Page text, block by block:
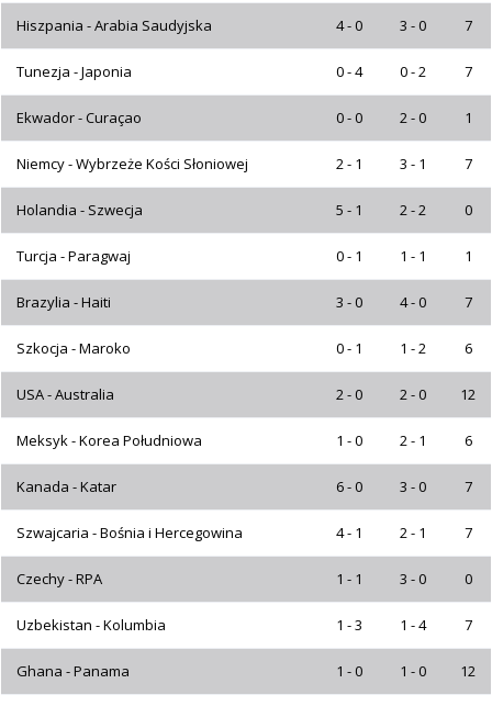
Hiszpania - Arabia Saudyjska 4 - 0 3 - 0 7
Tunezja - Japonia 0 - 4 0 - 2 7
Ekwador - Curaçao 0 - 0 2 - 0 1
Niemcy - Wybrzeże Kości Słoniowej 2 - 1 3 - 1 7
Holandia - Szwecja 5 - 1 2 - 2 0
Turcja - Paragwaj 0 - 1 1 - 1 1
Brazylia - Haiti 3 - 0 4 - 0 7
Szkocja - Maroko 0 - 1 1 - 2 6
USA - Australia 2 - 0 2 - 0 12
Meksyk - Korea Południowa 1 - 0 2 - 1 6
Kanada - Katar 6 - 0 3 - 0 7
Szwajcaria - Bośnia i Hercegowina 4 - 1 2 - 1 7
Czechy - RPA 1 - 1 3 - 0 0
Uzbekistan - Kolumbia 1 - 3 1 - 4 7
Ghana - Panama 1 - 0 1 - 0 12